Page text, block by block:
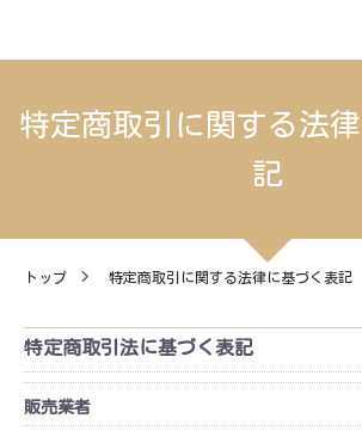
特定商取引に関する法
記
トップ > 特定商取引に関する法律に基づく表記
特定商取引法に基づく表記
販売業者